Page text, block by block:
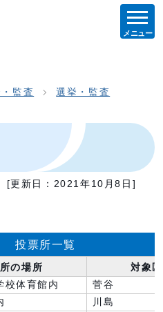
メニュー
監査 選挙・監査
[更新日： 2021年10月8日 ]
投票所一覧
の場所
対象
校体育館内
菅谷
川島